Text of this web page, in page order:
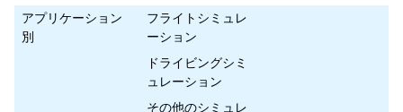
アプリケーション
別
フライトシミュレ
ーション
ドライビングシミ
ュレーション
その他のシミュレ